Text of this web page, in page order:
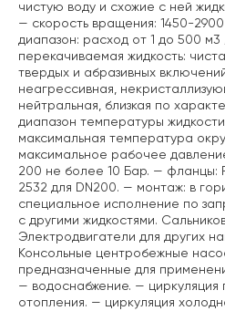
чистую воду и схожие с ней
— скорость вращения: 1450-
диапазон: расход от 1 до 500
перекачиваемая жидкость:
твердых и абразивных
неагрессивная,
нейтральная, близкая по
диапазон температуры
максимальная температура
максимальное рабочее
200 не более 10 Бар. — фланцы:
2532 для DN200. — монтаж: в
специальное исполнение по
с другими жидкостями.
Электродвигатели для других
Консольные центробежные
предназначенные для
— водоснабжение. — циркуляция
отопления. — циркуляция